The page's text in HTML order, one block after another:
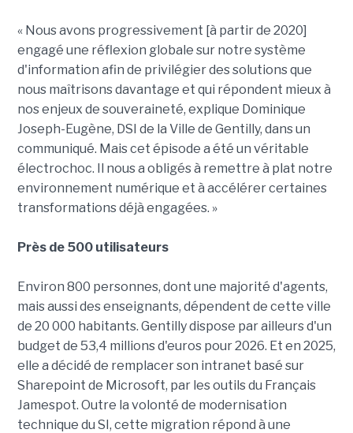
« Nous avons progressivement [à partir de 2020]
engagé une réflexion globale sur notre système
d'information afin de privilégier des solutions que
nous maîtrisons davantage et qui répondent mieux à
nos enjeux de souveraineté, explique Dominique
Joseph-Eugène, DSI de la Ville de Gentilly, dans un
communiqué. Mais cet épisode a été un véritable
électrochoc. Il nous a obligés à remettre à plat notre
environnement numérique et à accélérer certaines
transformations déjà engagées. »
Près de 500 utilisateurs
Environ 800 personnes, dont une majorité d'agents,
mais aussi des enseignants, dépendent de cette ville
de 20 000 habitants. Gentilly dispose par ailleurs d'un
budget de 53,4 millions d'euros pour 2026. Et en 2025,
elle a décidé de remplacer son intranet basé sur
Sharepoint de Microsoft, par les outils du Français
Jamespot. Outre la volonté de modernisation
technique du SI, cette migration répond à une